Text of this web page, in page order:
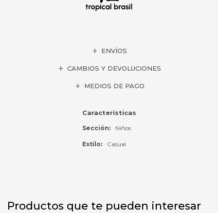
ENVÍOS
CAMBIOS Y DEVOLUCIONES
MEDIOS DE PAGO
Características
Sección Niños
Estilo Casual
Productos que te pueden interesar